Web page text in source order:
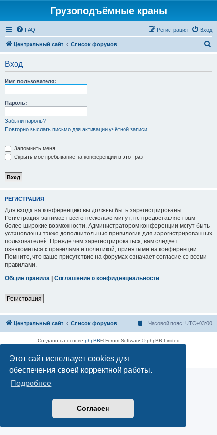
Этот сайт использует cookies для
обеспечения своей корректной работы.
Подробнее
Согласен
Грузоподъёмные краны
FAQ Вход
Регистрация
Центральный сайт Список форумов
Вход
Имя пользователя:
Пароль:
Забыли пароль?
Повторно выслать письмо для активации учётной записи
Запомнить меня
Скрыть моё пребывание на конференции в этот раз
РЕГИСТРАЦИЯ
Для входа на конференцию вы должны быть зарегистрированы.
Регистрация занимает всего несколько минут, но предоставляет вам
более широкие возможности. Администратором конференции могут быть
установлены также дополнительные привилегии для зарегистрированных
пользователей. Прежде чем зарегистрироваться, вам следует
ознакомиться с правилами и политикой, принятыми на конференции.
Помните, что ваше присутствие на форумах означает согласие со всеми
правилами.
Общие правила | Соглашение о конфиденциальности
Регистрация
Центральный сайт Список форумов Часовой пояс: UTC+03:00
Создано на основе phpBB® Forum Software © phpBB Limited
Конфиденциальность|Правила